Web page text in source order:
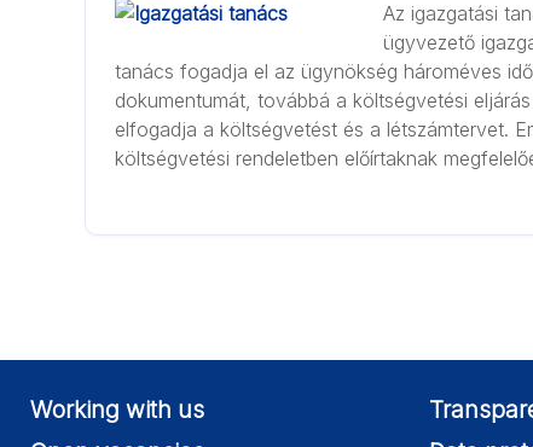
Az igazgatási
ügyvezető
tanács fogadja el az ügynökség hároméves
dokumentumát, továbbá a költségvetési
elfogadja a költségvetést és a létszámtervet.
költségvetési rendeletben előírtaknak
Working with us